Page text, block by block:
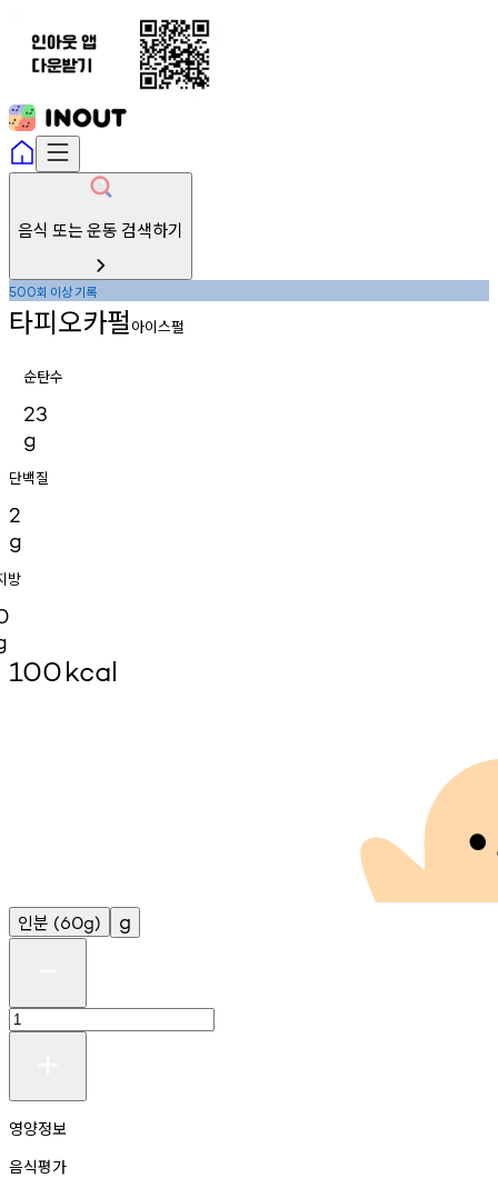
음식 또는 운동 검색하기
500회 이상기록
타피오카펄 아이스펄
순탄수
23
g
단백질
2
g
방
100kcal
인분 (60g) g
영양정보
음식평가